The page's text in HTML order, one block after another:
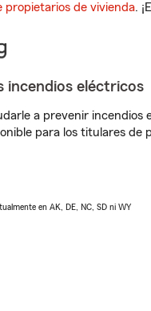
propietarios de vivienda.
incendios eléctricos
a prevenir
para los titulares
en AK, DE, NC, SD ni WY